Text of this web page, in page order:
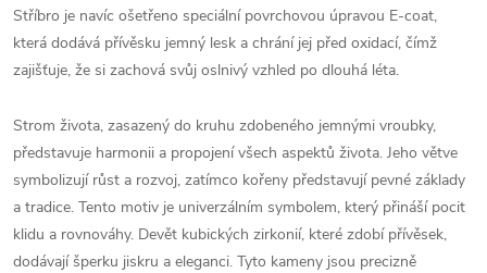
Stříbro je navíc ošetřeno speciální povrchovou úpravou E-coat,
která dodává přívěsku jemný lesk a chrání jej před oxidací, čímž
zajišťuje, že si zachová svůj oslnivý vzhled po dlouhá léta.
Strom života, zasazený do kruhu zdobeného jemnými vroubky,
představuje harmonii a propojení všech aspektů života. Jeho větve
symbolizují růst a rozvoj, zatímco kořeny představují pevné základy
a tradice. Tento motiv je univerzálním symbolem, který přináší pocit
klidu a rovnováhy. Devět kubických zirkonií, které zdobí přívěsek,
dodávají šperku jiskru a eleganci. Tyto kameny jsou precizně